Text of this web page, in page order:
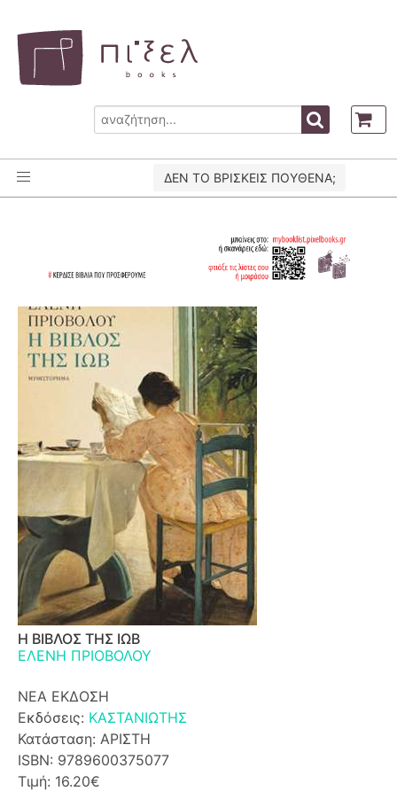
ΔΕΝ ΤΟ ΒΡΙΣΚΕΙΣ ΠΟΥΘΕΝΑ;
Η ΒΙΒΛΟΣ ΤΗΣ ΙΩΒ
ΕΛΕΝΗ ΠΡΙΟΒΟΛΟΥ
ΝΕΑ ΕΚΔΟΣΗ
Εκδόσεις: ΚΑΣΤΑΝΙΩΤΗΣ
Κατάσταση: ΑΡΙΣΤΗ
ISBN: 9789600375077
Τιμή: 16.20€